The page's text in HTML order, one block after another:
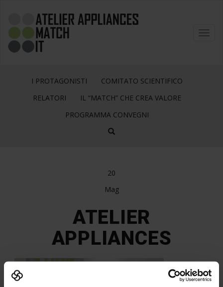
I PROTAGONISTI
COMITATO SCIENTIFICO
RELATORI
IL “MATCH” CHE CREA VALORE
PROGRAMMA CONVEGNI
20
Mag
ATELIER
APPLIANCES